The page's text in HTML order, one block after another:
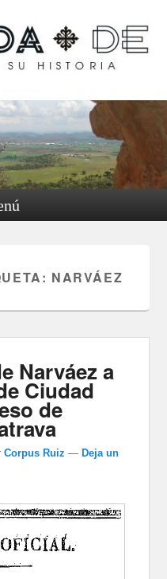
y
NARVÁEZ
Narváez a
Ciudad
de
Corpus Ruiz — Deja un